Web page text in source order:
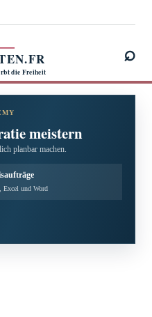
die Freiheit
⌕
meistern
planbar machen.
Excel und Word